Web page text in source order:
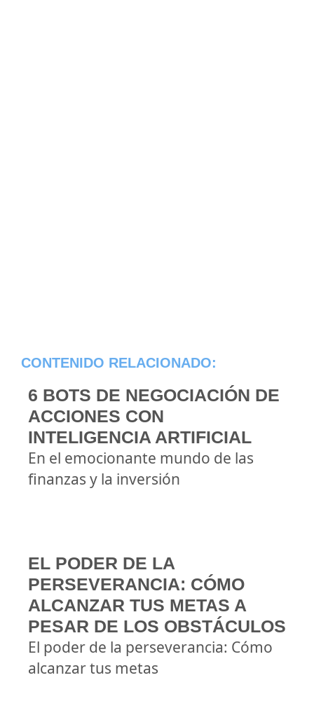
CONTENIDO RELACIONADO:
6 BOTS DE NEGOCIACIÓN DE
ACCIONES CON
INTELIGENCIA ARTIFICIAL
En el emocionante mundo de las
finanzas y la inversión
EL PODER DE LA
PERSEVERANCIA: CÓMO
ALCANZAR TUS METAS A
PESAR DE LOS OBSTÁCULOS
El poder de la perseverancia: Cómo
alcanzar tus metas